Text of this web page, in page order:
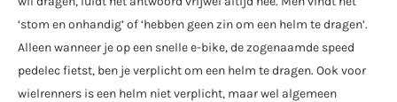
‘stom en onhandig’ of ‘hebben geen zin om een helm te dragen’.
Alleen wanneer je op een snelle e-bike, de zogenaamde speed
pedelec fietst, ben je verplicht om een helm te dragen. Ook voor
wielrenners is een helm niet verplicht, maar wel algemeen